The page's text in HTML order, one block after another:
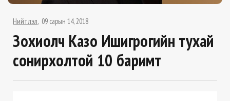
Нийтлэл 09 сарын 14, 2018
Зохиолч Казүо Ишигүрогийн тухай
сонирхолтой 10 баримт